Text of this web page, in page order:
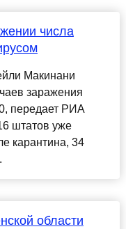
числа
Макинани
заражения
передает РИА
штатов уже
карантина, 34
области